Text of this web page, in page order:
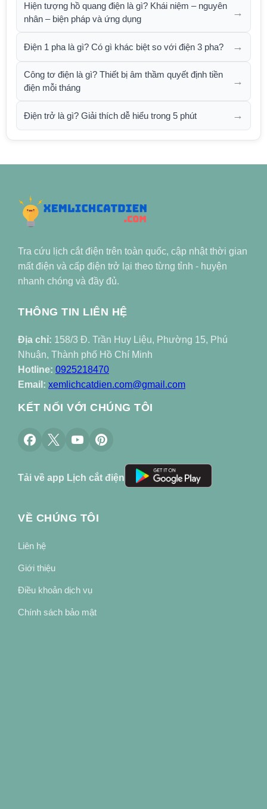
Hiện tượng hồ quang điện là gì? Khái niệm – nguyên
nhân – biện pháp và ứng dụng
→
Điện 1 pha là gì? Có gì khác biệt so với điện 3 pha? →
Công tơ điện là gì? Thiết bị âm thầm quyết định tiền
điện mỗi tháng
→
Điện trở là gì? Giải thích dễ hiểu trong 5 phút →
Tra cứu lịch cắt điện trên toàn quốc, cập nhật thời gian
mất điện và cấp điện trở lại theo từng tỉnh - huyện
nhanh chóng và đầy đủ.
THÔNG TIN LIÊN HỆ
Địa chỉ: 158/3 Đ. Trần Huy Liệu, Phường 15, Phú
Nhuận, Thành phố Hồ Chí Minh
Hotline: 0925218470
Email: xemlichcatdien.com@gmail.com
KẾT NỐI VỚI CHÚNG TÔI
Tải về app Lịch cắt điện
VỀ CHÚNG TÔI
Liên hệ
Giới thiệu
Điều khoản dịch vụ
Chính sách bảo mật